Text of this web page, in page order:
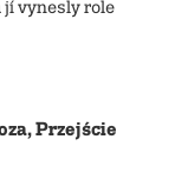
jí vynesly role
​Przejście